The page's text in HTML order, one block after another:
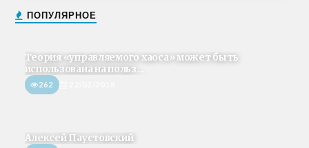
ПОПУЛЯРНОЕ
Теория «управляемого хаоса» может быть
использована на польз...
262
Алексей Паустовский